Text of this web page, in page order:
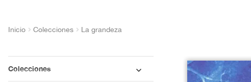
Inicio Colecciones La grandeza
Colecciones